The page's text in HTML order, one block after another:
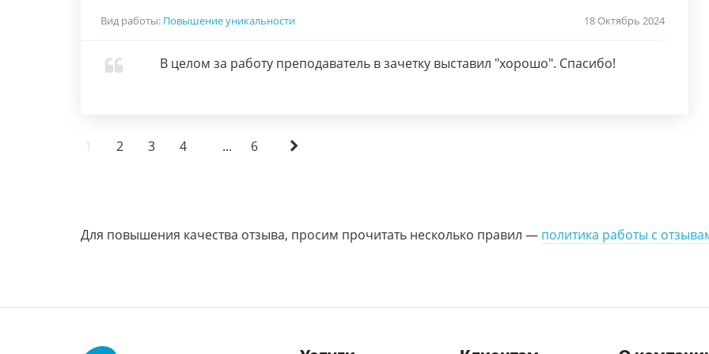
Вид работы: Повышение уникальности 18 Октябрь 2024
В целом за работу преподаватель в зачетку выставил "хорошо". Спасибо!
1 2 3 4 ... 6
Для повышения качества отзыва, просим прочитать несколько правил — политика работы с